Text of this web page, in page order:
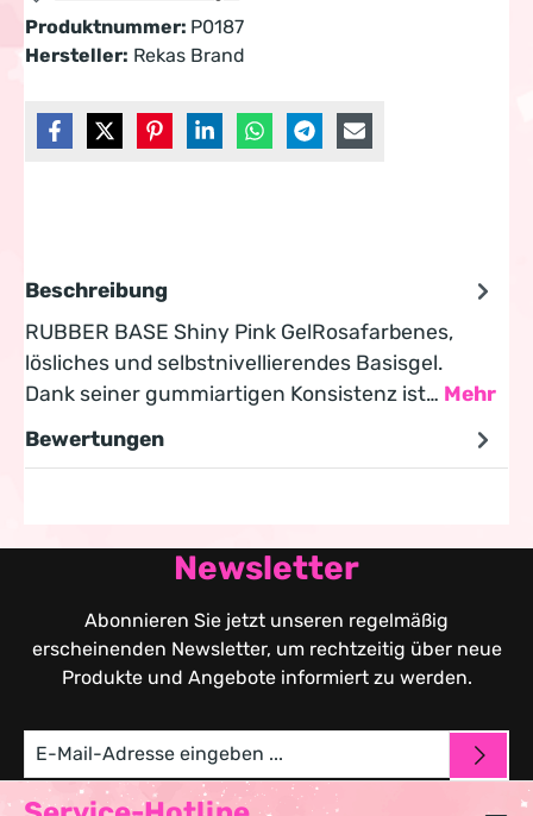
Produktnummer: P0187
Hersteller: Rekas Brand
Beschreibung
RUBBER BASE Shiny Pink GelRosafarbenes,
lösliches und selbstnivellierendes Basisgel.
Dank seiner gummiartigen Konsistenz ist… Mehr
Bewertungen
Newsletter
Abonnieren Sie jetzt unseren regelmäßig
erscheinenden Newsletter, um rechtzeitig über neue
Produkte und Angebote informiert zu werden.